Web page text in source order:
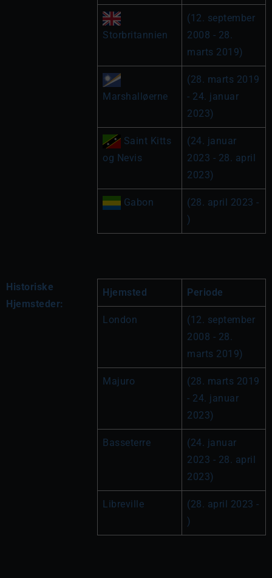
Storbritannien
(12. september
2008 - 28.
marts 2019)
Marshalløerne
(28. marts 2019
- 24. januar
2023)
Saint Kitts
og Nevis
(24. januar
2023 - 28. april
2023)
Gabon
(28. april 2023 -
)
Historiske
Hjemsteder:
Hjemsted Periode
London
(12. september
2008 - 28.
marts 2019)
Majuro
(28. marts 2019
- 24. januar
2023)
Basseterre
(24. januar
2023 - 28. april
2023)
Libreville
(28. april 2023 -
)